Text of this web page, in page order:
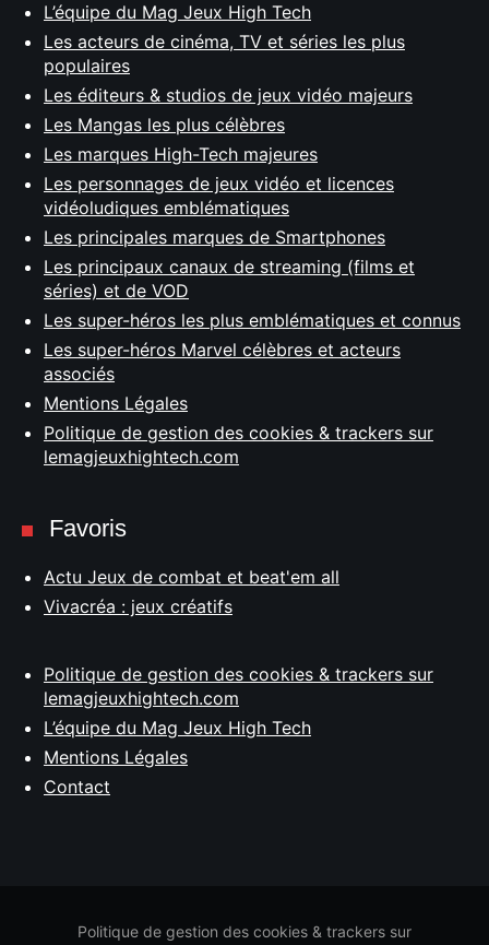
L’équipe du Mag Jeux High Tech
Les acteurs de cinéma, TV et séries les plus
populaires
Les éditeurs & studios de jeux vidéo majeurs
Les Mangas les plus célèbres
Les marques High-Tech majeures
Les personnages de jeux vidéo et licences
vidéoludiques emblématiques
Les principales marques de Smartphones
Les principaux canaux de streaming (films et
séries) et de VOD
Les super-héros les plus emblématiques et connus
Les super-héros Marvel célèbres et acteurs
associés
Mentions Légales
Politique de gestion des cookies & trackers sur
lemagjeuxhightech.com
Favoris
Actu Jeux de combat et beat'em all
Vivacréa : jeux créatifs
Politique de gestion des cookies & trackers sur
lemagjeuxhightech.com
L’équipe du Mag Jeux High Tech
Mentions Légales
Contact
Politique de gestion des cookies & trackers sur